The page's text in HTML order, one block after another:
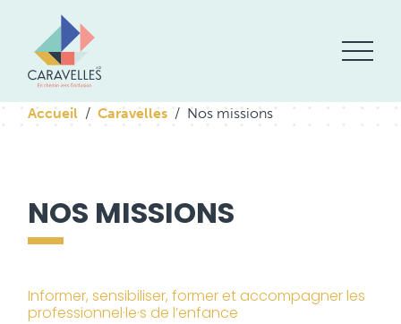
Accueil Caravelles Nos missions
NOS MISSIONS
Informer, sensibiliser, former et accompagner les
professionnel·le·s de l’enfance